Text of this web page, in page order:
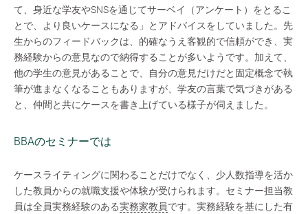
て、身近な学友やSNSを通じてサーベイ（アンケート）をとるこ
とで、より良いケースになる」とアドバイスをしていました。先
生からのフィードバックは、的確なうえ客観的で信頼ができ、実
務経験からの意見なので納得することが多いようです。加えて、
他の学生の意見があることで、自分の意見だけだと固定概念で執
筆が進まなくなることもありますが、学友の言葉で気づきがある
と、仲間と共にケースを書き上げている様子が伺えました。
BBAのセミナーでは
ケースライティングに関わることだけでなく、少人数指導を活か
した教員からの就職支援や体験が受けられます。セミナー担当教
員は全員実務経験のある実務家教員です。実務経験を基にした有